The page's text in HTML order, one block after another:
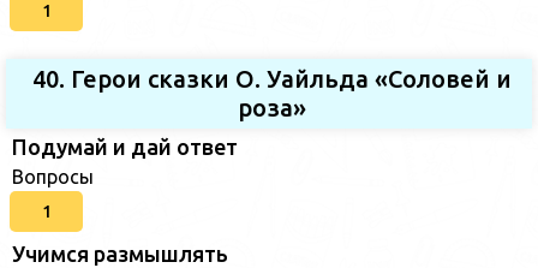
1
40. Герои сказки О. Уайльда «Соловей и
роза»
Подумай и дай ответ
Вопросы
1
Учимся размышлять